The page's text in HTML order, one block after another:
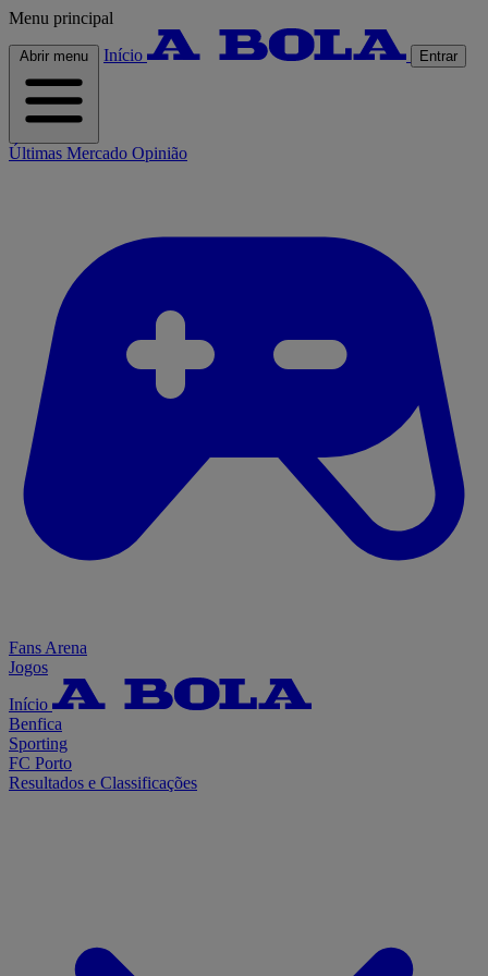
Menu principal
Abrir menu Início Entrar
Últimas Mercado Opinião
Fans Arena
Jogos
Início
Benfica
Sporting
FC Porto
Resultados e Classificações